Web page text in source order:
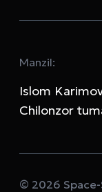
Manzil:
Islom
Chilonzor
© 2026 Space-